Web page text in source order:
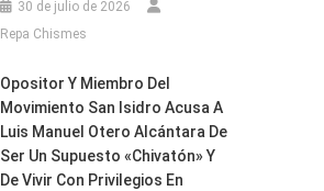
30 de julio de 2026
Repa Chismes
Opositor Y Miembro Del
Movimiento San Isidro Acusa A
Luis Manuel Otero Alcántara De
Ser Un Supuesto «chivatón» Y
De Vivir Con Privilegios En